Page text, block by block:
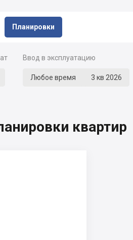
Планировки
Ввод в эксплуатацию
Любое время 3 кв 2026
квартир